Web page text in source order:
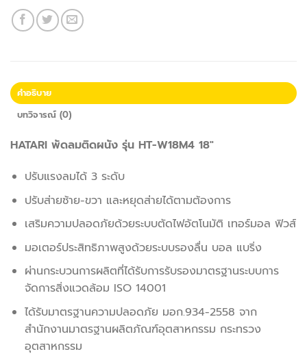
คำอธิบาย
บทวิจารณ์ (0)
HATARI พัดลมติดผนัง รุ่น HT-W18M4 18″
ปรับแรงลมได้ 3 ระดับ
ปรับส่ายซ้าย-ขวา และหยุดส่ายได้ตามต้องการ
เสริมความปลอดภัยด้วยระบบตัดไฟอัตโนมัติ เทอร์มอล ฟิวส์
มอเตอร์ประสิทธิภาพสูงด้วยระบบรองลื่น บอล แบริ่ง
ผ่านกระบวนการผลิตที่ได้รับการรับรองมาตรฐานระบบการ
จัดการสิ่งแวดล้อม ISO 14001
ได้รับมาตรฐานความปลอดภัย มอก.934-2558 จาก
สำนักงานมาตรฐานผลิตภัณฑ์อุตสาหกรรม กระทรวง
อุตสาหกรรม